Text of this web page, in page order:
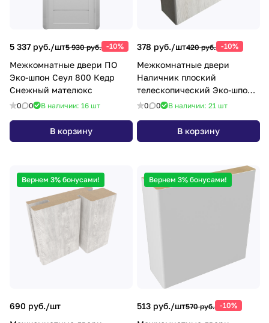
5 337 руб./шт5 930 руб. -10%
Межкомнатные двери ПО
Эко-шпон Сеул 800 Кедр
Снежный мателюкс
0 0 В наличии: 16 шт
В корзину
378 руб./шт420 руб. -10%
Межкомнатные двери
Наличник плоский
телескопический Эко-шпон
24х70х2150 белый кипарис
0 0 В наличии: 21 шт
В корзину
Вернем 3% бонусами!
690 руб./шт
Вернем 3% бонусами!
513 руб./шт570 руб. -10%